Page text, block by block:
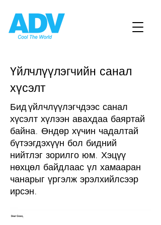
Үйлчлүүлэгчийн санал
хүсэлт
Бидүйлчлүүлэгчдээс санал
хүсэлт хүлээн авахдаа баяртай
байна. Өндөр хүчин чадалтай
бүтээгдэхүүн бол бидний
нийтлэг зорилго юм. Хэцүү
нөхцөл байдлаас үл хамааран
чанарыг үргэлж эрэлхийлсээр
ирсэн.